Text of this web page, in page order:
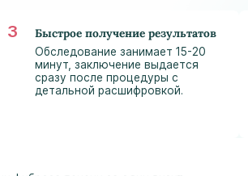
Быстрое получение результатов
Обследование занимает 15-20
минут, заключение выдается
сразу после процедуры с
детальной расшифровкой.